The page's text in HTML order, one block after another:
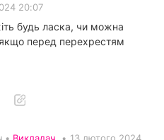
20:07
будь ласка, чи можна
якщо перед перехрестям
• Викладач • 13 лютого 2024